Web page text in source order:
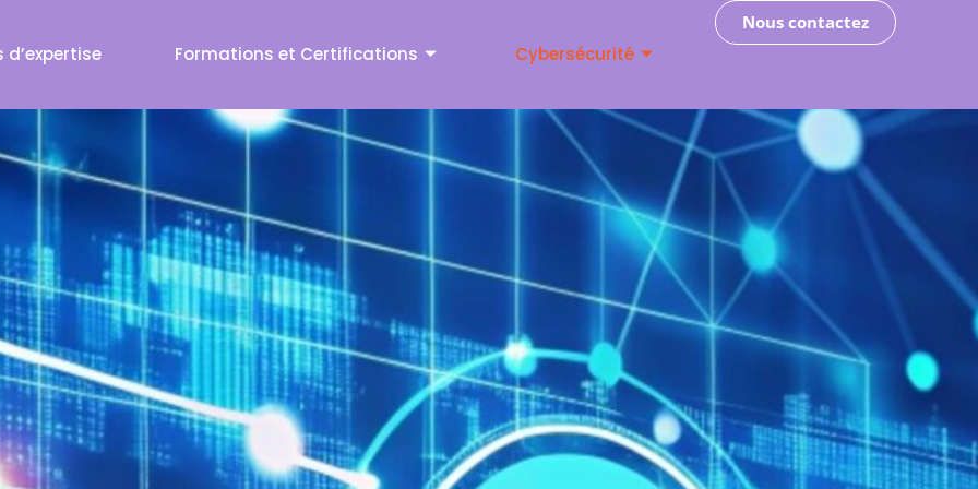
Formations et Certifications Cybersécurité
Contactez-nous
d’expertise Formations et Certifications Cybersécurité
Nous contactez